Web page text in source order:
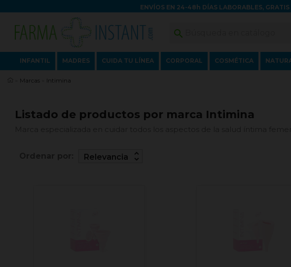
ENVÍOS EN 24-48h DÍAS LABORABLES,

INFANTIL MADRES CUIDA TU LÍNEA CORPORAL COSMÉTICA
Marcas Intimina
Listado de productos por marca Intimina
Relevancia unfold_more